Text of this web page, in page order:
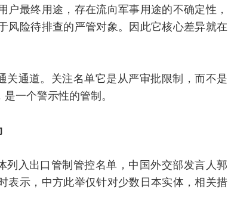
最终用途，存在流向军事用途的不确定性，
风险待排查的严管对象。因此它核心差异就在
关通道。关注名单它是从严审批限制，而不是
一个警示性的管制。
列入出口管制管控名单，中国外交部发言人郭
表示，中方此举仅针对少数日本实体，相关措